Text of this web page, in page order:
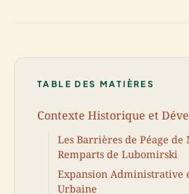
TABLE DES MATIÈRES
Contexte Historique et
Les Barrières de Péage de
Remparts de Lubomirski
Expansion Administrative
Urbaine